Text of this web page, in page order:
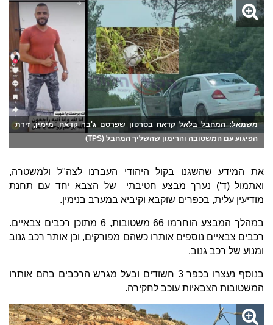
משמאל: המחבל בלאל קדאח בסרטון שפרסם ג'בר קדאח. מימין, זירת
הפיגוע עם המשטובה והרימון שהשליך המחבל (TPS)
את המידע שהשגנו בקול היהודי העברנו לצה"ל ולמשטרה,
ואתמול (ד') נערך מבצע חטיבתי של הצבא יחד עם תחנת
מודיעין עלית, בכפרים שוקבא וקיביא במערב בנימין.
במהלך המבצע הוחרמו 66 משטובות, 6 מתוכן רכבים צבאיים.
רכבים צבאיים נוספים אותרו כשהם מפורקים, וכן אותר רכב גנוב
ומנוע של רכב גנוב.
בנוסף נעצרו בכפר 3 חשודים ובעל מגרש הרכבים בהם אותרו
המשטובות הצבאיות עוכב לחקירה.